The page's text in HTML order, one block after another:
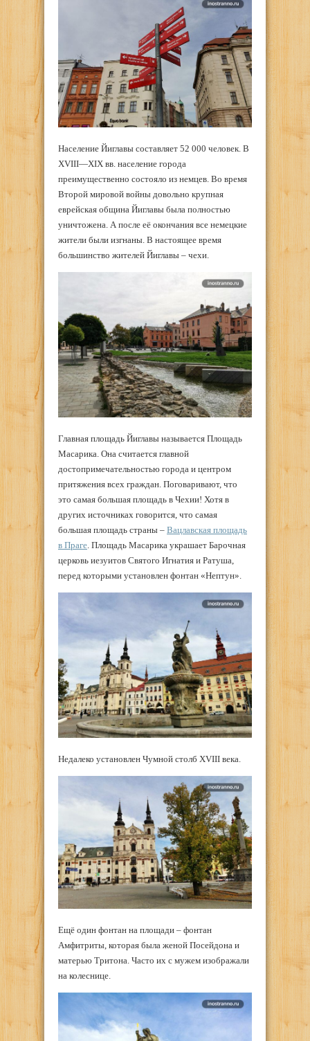
Население Йиглавы составляет 52 000 человек. В
XVIII—XIX вв. население города
преимущественно состояло из немцев. Во время
Второй мировой войны довольно крупная
еврейская община Йиглавы была полностью
уничтожена. А после её окончания все немецкие
жители были изгнаны. В настоящее время
большинство жителей Йиглавы – чехи.
Главная площадь Йиглавы называется Площадь
Масарика. Она считается главной
достопримечательностью города и центром
притяжения всех граждан. Поговаривают, что
это самая большая площадь в Чехии! Хотя в
других источниках говорится, что самая
большая площадь страны – Вацлавская площадь
в Праге . Площадь Масарика украшает Барочная
церковь иезуитов Святого Игнатия и Ратуша,
перед которыми установлен фонтан «Нептун».
Недалеко установлен Чумной столб XVIII века.
Ещё один фонтан на площади – фонтан
Амфитриты, которая была женой Посейдона и
матерью Тритона. Часто их с мужем изображали
на колеснице.